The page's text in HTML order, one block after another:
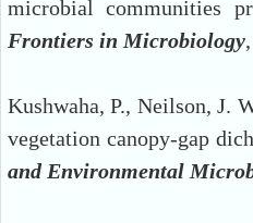
microbial communities
Frontiers in Microbiology
Kushwaha, P., Neilson, J.
vegetation canopy-gap
and Environmental